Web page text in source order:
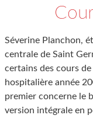
Séverine Planchon,
centrale de Saint
certains des cours
hospitalière année
premier concerne le
version intégrale en